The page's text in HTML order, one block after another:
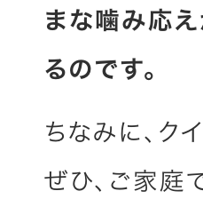
まな噛み応え
るのです。
ちなみに、ク
ぜひ、ご家庭